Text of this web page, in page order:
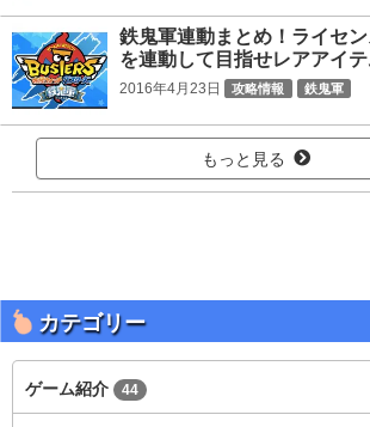
鉄鬼軍連動まとめ！ライセ
を連動して目指せレアアイテ
2016年4月23日 攻略情報 鉄鬼軍
もっと見る
カテゴリー
ゲーム紹介 44